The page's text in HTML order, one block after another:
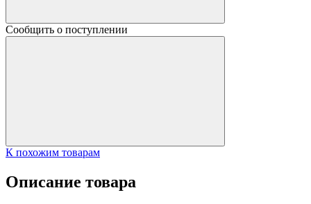
Сообщить о поступлении
К похожим товарам
Описание товара